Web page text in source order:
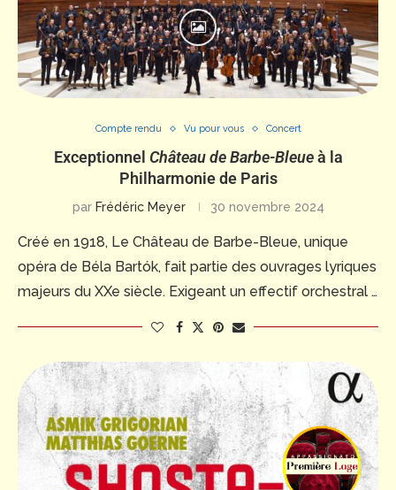
Compte rendu Vu pour vous Concert
Exceptionnel Château de Barbe-Bleueà la
Philharmonie de Paris
par Frédéric Meyer 30 novembre 2024
Créé en 1918, Le Château de Barbe-Bleue, unique
opéra de Béla Bartók, fait partie des ouvrages lyriques
majeurs du XXe siècle. Exigeant un effectif orchestral …